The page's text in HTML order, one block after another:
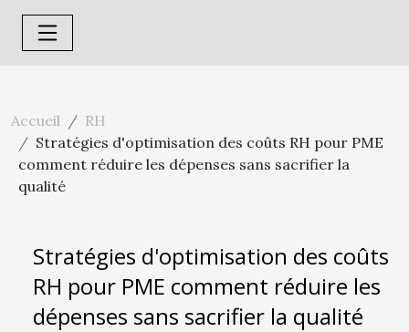
Accueil
RH
Stratégies d'optimisation des coûts RH pour PME
comment réduire les dépenses sans sacrifier la
qualité
Stratégies d'optimisation des coûts
RH pour PME comment réduire les
dépenses sans sacrifier la qualité